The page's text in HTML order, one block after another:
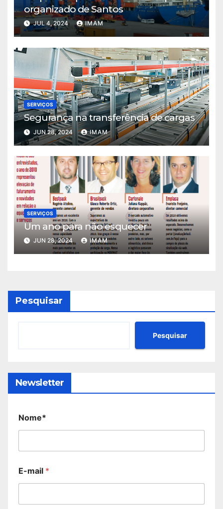
organizado de Santos
JUL 4, 2024 IMAM
SERVIÇOS
Segurança na transferência de cargas
JUN 28, 2024 IMAM
SERVIÇOS
Um ano para não esquecer
JUN 28, 2024 IMAM
Pesquisar
Pesquisar
Newsletter
Nome*
E-mail *